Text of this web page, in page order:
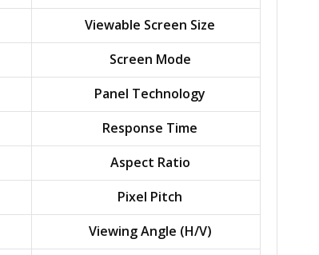
Viewable Screen Size
Screen Mode
Panel Technology
Response Time
Aspect Ratio
Pixel Pitch
Viewing Angle (H/V)